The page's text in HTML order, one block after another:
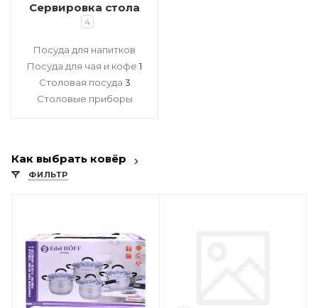
Сервировка стола
4
Посуда для напитков
Посуда для чая и кофе 1
Столовая посуда 3
Столовые приборы
Как выбрать ковёр
ФИЛЬТР